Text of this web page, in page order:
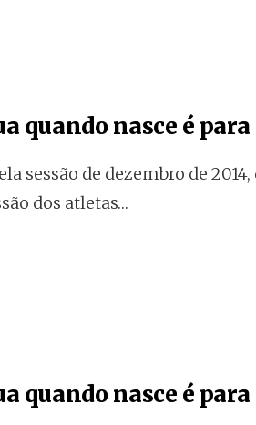
quando nasce é
sessão de dezembro de
dos atletas…
quando nasce é